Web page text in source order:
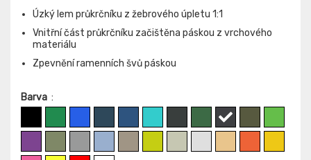
Úzký lem průkrčníku z žebrového úpletu 1:1
Vnitřní část průkrčníku začištěna páskou z vrchového
materiálu
Zpevnění ramenních švů páskou
Barva :